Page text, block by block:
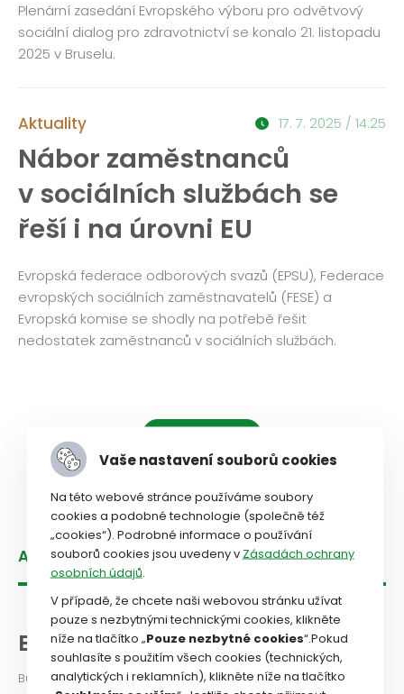
Plenární zasedání Evropského výboru pro odvětvový
sociální dialog pro zdravotnictví se konalo 21. listopadu
2025 v Bruselu.
Aktuality 17. 7. 2025 / 14:25
Nábor zaměstnanců
v sociálních službách se
řeší i na úrovni EU
Evropská federace odborových svazů (EPSU), Federace
evropských sociálních zaměstnavatelů (FESE) a
Evropská komise se shodly na potřebě řešit
nedostatek zaměstnanců v sociálních službách.
Aktuality
BULLETIN
Bulletin OS zdravotnictví a sociální péče ČR je určený
Vaše nastavení souborů cookies
Na této webové stránce používáme soubory
cookies a podobné technologie (společně též
„cookies“). Podrobné informace o používání
souborů cookies jsou uvedeny v Zásadách ochrany
osobních údajů.
V případě, že chcete naši webovou stránku užívat
pouze s nezbytnými technickými cookies, klikněte
níže na tlačítko „Pouze nezbytné cookies“.Pokud
souhlasíte s použitím všech cookies (technických,
analytických i reklamních), klikněte níže na tlačítko